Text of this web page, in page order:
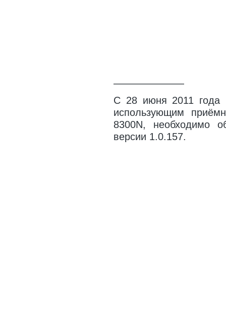
———————
С 28 июня 2011 года
использующим
8300N, необходимо
версии 1.0.157.